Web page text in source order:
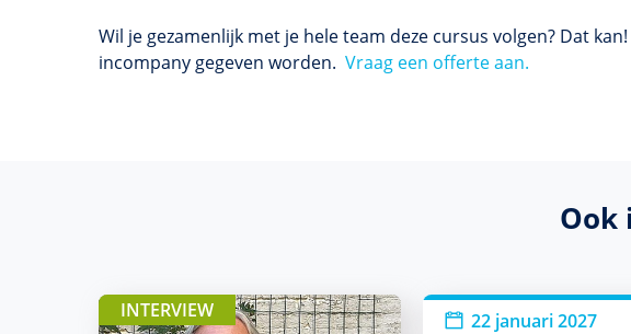
Wil je gezamenlijk met je hele team deze cursus volgen? Dat
incompany gegeven worden. Vraag een offerte aan.
Ook
INTERVIEW 22 januari 2027